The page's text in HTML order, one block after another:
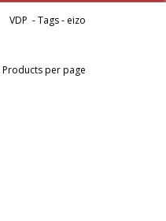
VDP -Tags- eizo
Products per page